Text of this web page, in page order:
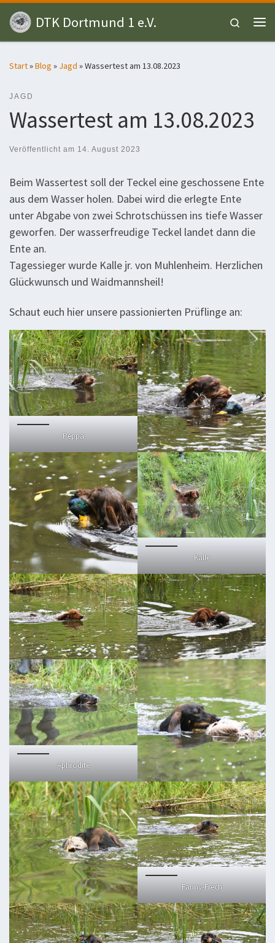
Zum Inhalt springen
DTK Dortmund 1 e.V.
Search
Start»Blog » Jagd »Wassertest am 13.08.2023
JAGD
Wassertest am 13.08.2023
Veröffentlicht am 14. August 2023
Beim Wassertest soll der Teckel eine geschossene Ente
aus dem Wasser holen. Dabei wird die erlegte Ente
unter Abgabe von zwei Schrotschüssen ins tiefe Wasser
geworfen. Der wasserfreudige Teckel landet dann die
Ente an.
Tagessieger wurde Kalle jr. von Muhlenheim. Herzlichen
Glückwunsch und Waidmannsheil!
Schaut euch hier unsere passionierten Prüflinge an:
Peppa
Kalle
Aphrodite
Fanny-Frech